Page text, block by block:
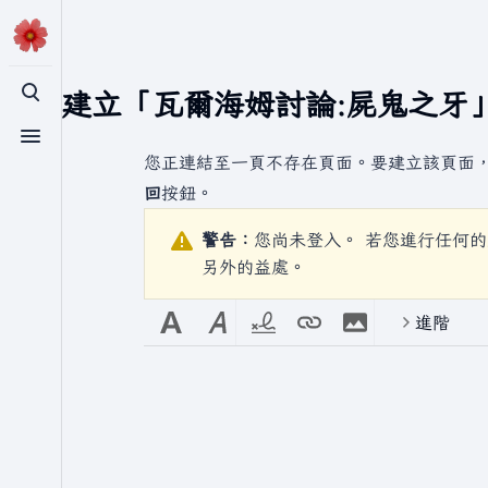
切換搜尋
切換選單
正在建立「瓦爾海姆討論:屍鬼之牙
您正連結至一頁不存在頁面。要建立該頁面
回按鈕。
警告： 您尚未登入。 若您進行任何
另外的益處。
進階